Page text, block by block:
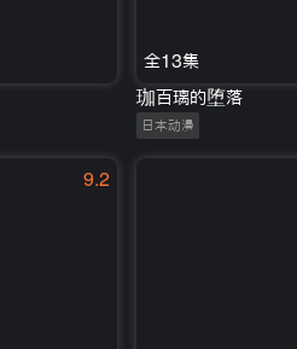
全13集
珈百璃的堕落
日本动漫
9.2